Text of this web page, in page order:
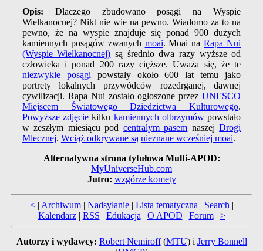
Opis: Dlaczego zbudowano posągi na Wyspie
Wielkanocnej? Nikt nie wie na pewno. Wiadomo za to na
pewno, że na wyspie znajduje się ponad 900 dużych
kamiennych posągów zwanych moai. Moai naRapa Nui
(Wyspie Wielkanocnej) są średnio dwa razy wyższe od
człowieka i ponad 200 razy cięższe. Uważa się, że te
niezwykłe posągi powstały około 600 lat temu jako
portrety lokalnych przywódców rozedrganej, dawnej
cywilizacji. Rapa Nui zostało ogłoszone przezUNESCO
Miejscem Światowego Dziedzictwa Kulturowego.
Powyższe zdjęcie kilku kamiennych olbrzymówpowstało
w zeszłym miesiącu pod centralym pasem naszejDrogi
Mlecznej. Wciąż odkrywane są nieznane wcześniej moai.
Alternatywna strona tytułowa Multi-APOD:
MyUniverseHub.com
Jutro: wzgórze komety
<| Archiwum| Nadsyłanie| Lista tematyczna | Search |
Kalendarz| RSS | Edukacja | O APOD | Forum| >
Autorzy i wydawcy: Robert Nemiroff(MTU) i Jerry Bonnell